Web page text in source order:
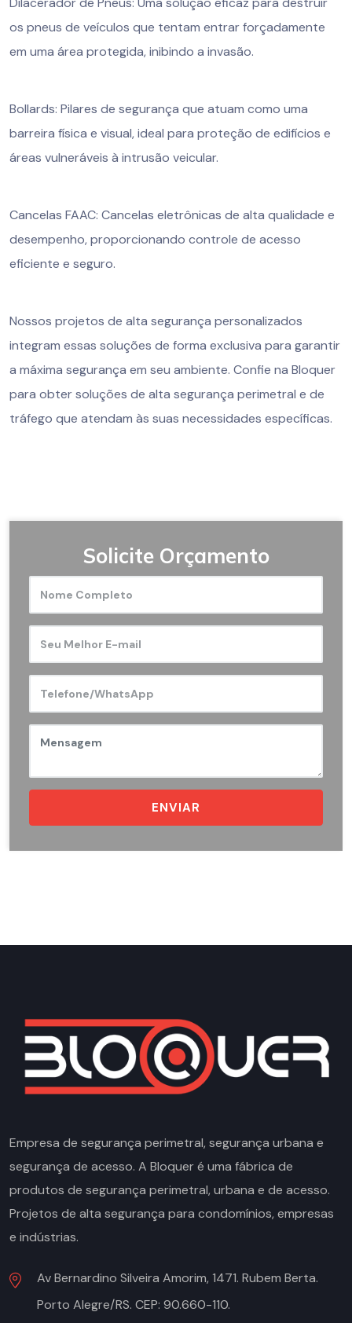
os pneus de veículos que tentam entrar forçadamente
em uma área protegida, inibindo a invasão.
Bollards: Pilares de segurança que atuam como uma
barreira física e visual, ideal para proteção de edifícios e
áreas vulneráveis à intrusão veicular.
Cancelas FAAC: Cancelas eletrônicas de alta qualidade e
desempenho, proporcionando controle de acesso
eficiente e seguro.
Nossos projetos de alta segurança personalizados
integram essas soluções de forma exclusiva para garantir
a máxima segurança em seu ambiente. Confie na Bloquer
para obter soluções de alta segurança perimetral e de
tráfego que atendam às suas necessidades específicas.
Solicite Orçamento
ENVIAR
Empresa de segurança perimetral, segurança urbana e
segurança de acesso. A Bloquer é uma fábrica de
produtos de segurança perimetral, urbana e de acesso.
Projetos de alta segurança para condomínios, empresas
e indústrias.
Av Bernardino Silveira Amorim, 1471. Rubem Berta.
Porto Alegre/RS. CEP: 90.660-110.